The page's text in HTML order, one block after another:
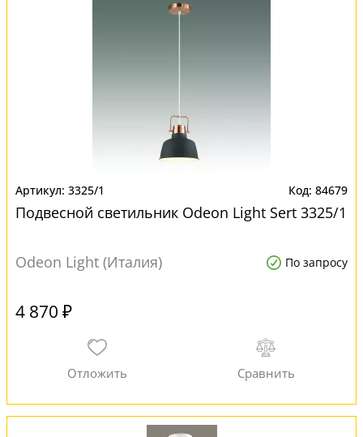
3325/1 84679
Подвесной светильник Odeon Light Sert 3325/1
Odeon Light (Италия) По запросу
4 870 ₽